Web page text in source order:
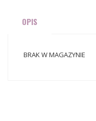
OPIS
BRAK W MAGAZYNIE